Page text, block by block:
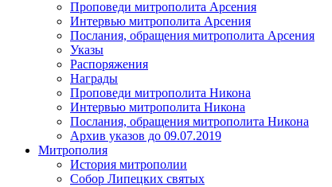
Проповеди митрополита Арсения
Интервью митрополита Арсения
Послания, обращения митрополита Арсения
Указы
Распоряжения
Награды
Проповеди митрополита Никона
Интервью митрополита Никона
Послания, обращения митрополита Никона
Архив указов до 09.07.2019
Митрополия
История митрополии
Собор Липецких святых